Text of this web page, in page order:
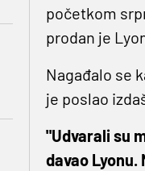
početkom
prodan je
Nagađalo se
je poslao
"Udvarali su
davao